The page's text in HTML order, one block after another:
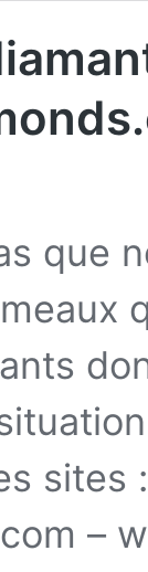
que
–